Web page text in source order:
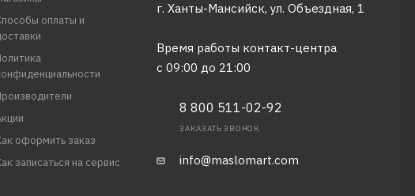
оплаты и
оформить заказ
записаться на сервис
г. Ханты-Мансийск, ул. Объездная, 1
Время работы контакт-центра
с 09:00 до 21:00
8 800 511-02-92
ЗАКАЗАТЬ ЗВОНОК
info@maslomart.com